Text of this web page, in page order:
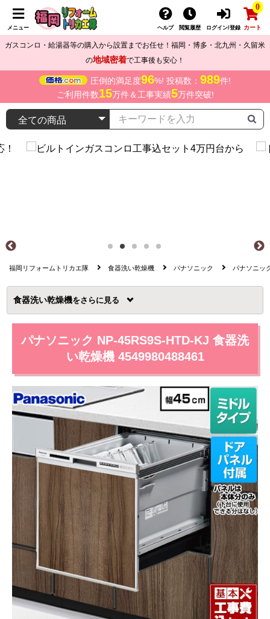
メニュー ヘルプ 閲覧履歴 ログイン/登録
0
カート
ガスコンロ・給湯器等の購入から設置までお任せ！福岡・博多・北九州・久留米
の地域密着で工事後も安心！
圧倒的満足度96%! 投稿数： 989件!
ご利用件数15万件＆工事実績5万件突破!
福岡リフォームトリカエ隊 食器洗い乾燥機 パナソニック パナソニッ
食器洗い乾燥機を
パナソニック NP-45RS9S-HTD-KJ 食器洗
い乾燥機 4549980488461